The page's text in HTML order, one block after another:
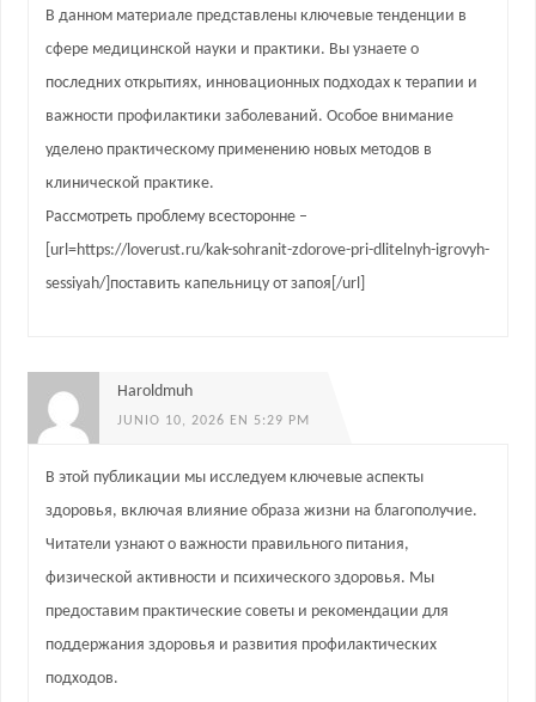
В данном материале представлены ключевые тенденции в
сфере медицинской науки и практики. Вы узнаете о
последних открытиях, инновационных подходах к терапии и
важности профилактики заболеваний. Особое внимание
уделено практическому применению новых методов в
клинической практике.
Рассмотреть проблему всесторонне –
[url=https://loverust.ru/kak-sohranit-zdorove-pri-dlitelnyh-igrovyh-
sessiyah/]поставить капельницу от запоя[/url]
Haroldmuh
JUNIO 10, 2026 EN 5:29 PM
В этой публикации мы исследуем ключевые аспекты
здоровья, включая влияние образа жизни на благополучие.
Читатели узнают о важности правильного питания,
физической активности и психического здоровья. Мы
предоставим практические советы и рекомендации для
поддержания здоровья и развития профилактических
подходов.